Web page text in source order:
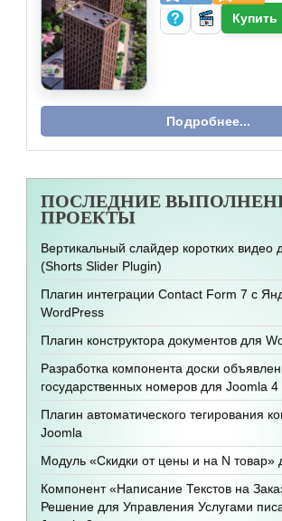
Купить
Подробнее...
ПОСЛЕДНИЕ
ПРОЕКТЫ
Вертикальный слайдер коротких видео
(Shorts Slider Plugin)
Плагин интеграции Contact Form 7 с
WordPress
Плагин конструктора документов для
Разработка компонента доски
государственных номеров для Joomla
Плагин автоматического тегирования
Joomla
Модуль «Скидки от цены и на N товар»
Компонент «Написание Текстов на
Решение для Управления Услугами